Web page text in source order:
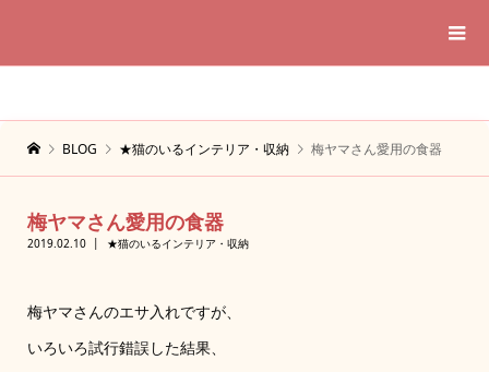
BLOG ★猫のいるインテリア・収納 梅ヤマさん愛用の食器
梅ヤマさん愛用の食器
2019.02.10 ★猫のいるインテリア・収納
梅ヤマさんのエサ入れですが、
いろいろ試行錯誤した結果、